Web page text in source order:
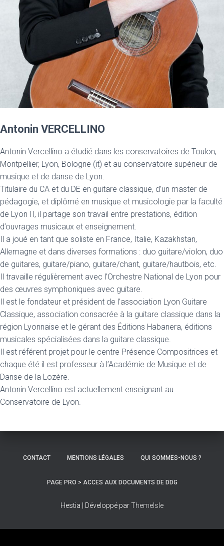
Antonin VERCELLINO
Antonin Vercellino a étudié dans les conservatoires de Toulon,
Montpellier, Lyon, Bologne (it) et au conservatoire supérieur de
musique et de danse de Lyon.
Titulaire du CA et du DE en guitare classique, d’un master de
pédagogie, et diplômé en musique et musicologie par la faculté
de Lyon II, il partage son travail entre prestations, édition
d’ouvrages musicaux et enseignement.
Il a joué en tant que soliste en France, Italie, Kazakhstan,
Allemagne et dans diverses formations : duo guitare/violon, duo
de guitares, guitare/piano, guitare/chant, guitare/hautbois, etc.
Il travaille régulièrement avec l’Orchestre National de Lyon pour
des œuvres symphoniques avec guitare.
Il est le fondateur et président de l’association Lyon Guitare
Classique, association consacrée à la guitare classique dans la
région Lyonnaise et le gérant des Éditions Habanera, éditions
musicales spécialisées dans la guitare classique.
Il est référent projet pour le centre Présence Compositrices et
chaque été il est professeur à l’Académie de Musique et de
Danse de la Lozère.
Antonin Vercellino est actuellement enseignant au
Conservatoire de Lyon.
CONTACT MENTIONS LÉGALES QUI SOMMES-NOUS ?
PAGE PRO > ACCES AUX DOCUMENTS DE DDG
Hestia | Développé parThemeIsle